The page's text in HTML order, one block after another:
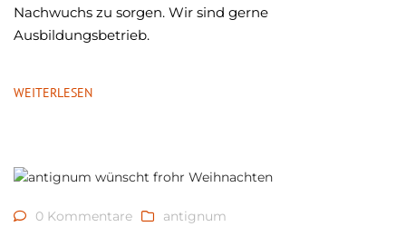
Nachwuchs zu sorgen. Wir sind gerne
Ausbildungsbetrieb.
WEITERLESEN
0 Kommentare
antignum